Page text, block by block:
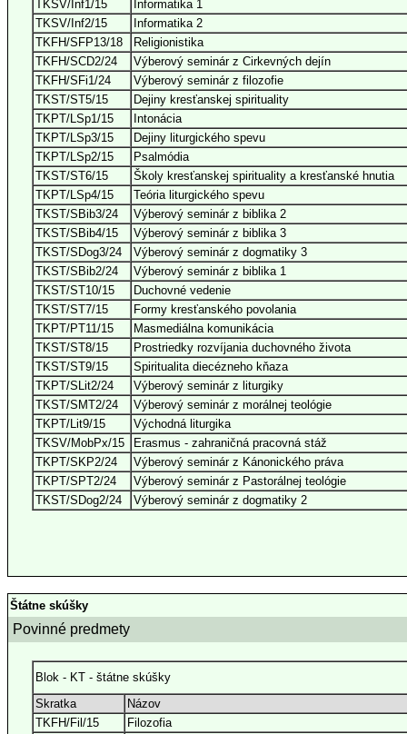
TKSV/Inf1/15
Informatika 1
TKSV/Inf2/15
Informatika 2
TKFH/SFP13/18
Religionistika
TKFH/SCD2/24
Výberový seminár z Cirkevných dejín
TKFH/SFi1/24
Výberový seminár z filozofie
TKST/ST5/15
Dejiny kresťanskej spirituality
TKPT/LSp1/15
Intonácia
TKPT/LSp3/15
Dejiny liturgického spevu
TKPT/LSp2/15
Psalmódia
TKST/ST6/15
Školy kresťanskej spirituality a kresťanské hnutia
TKPT/LSp4/15
Teória liturgického spevu
TKST/SBib3/24
Výberový seminár z biblika 2
TKST/SBib4/15
Výberový seminár z biblika 3
TKST/SDog3/24
Výberový seminár z dogmatiky 3
TKST/SBib2/24
Výberový seminár z biblika 1
TKST/ST10/15
Duchovné vedenie
TKST/ST7/15
Formy kresťanského povolania
TKPT/PT11/15
Masmediálna komunikácia
TKST/ST8/15
Prostriedky rozvíjania duchovného života
TKST/ST9/15
Spiritualita diecézneho kňaza
TKPT/SLit2/24
Výberový seminár z liturgiky
TKST/SMT2/24
Výberový seminár z morálnej teológie
TKPT/Lit9/15
Východná liturgika
TKSV/MobPx/15
Erasmus - zahraničná pracovná stáž
TKPT/SKP2/24
Výberový seminár z Kánonického práva
TKPT/SPT2/24
Výberový seminár z Pastorálnej teológie
TKST/SDog2/24
Výberový seminár z dogmatiky 2
Štátne skúšky
Povinné predmety
Blok - KT - štátne skúšky
Skratka
Názov
TKFH/Fil/15
Filozofia